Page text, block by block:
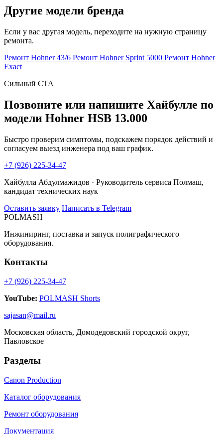
Другие модели бренда
Если у вас другая модель, переходите на нужную страницу
ремонта.
Ремонт Hohner 43/6 Ремонт Hohner Sprint 5000 Ремонт Hohner
Exact
Сильный CTA
Позвоните или напишите Хайбулле по
модели Hohner HSB 13.000
Быстро проверим симптомы, подскажем порядок действий и
согласуем выезд инженера под ваш график.
+7 (926) 225-34-47
Хайбулла Абдулмажидов · Руководитель сервиса Полмаш,
кандидат технических наук
Оставить заявку Написать в Telegram
POLMASH
Инжиниринг, поставка и запуск полиграфического
оборудования.
Контакты
+7 (926) 225-34-47
YouTube: POLMASH Shorts
sajasan@mail.ru
Московская область, Домодедовский городской округ,
Павловское
Разделы
Canon Production
Каталог оборудования
Ремонт оборудования
Документация